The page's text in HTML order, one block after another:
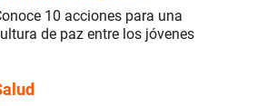
10 acciones para una
de paz entre los jóvenes